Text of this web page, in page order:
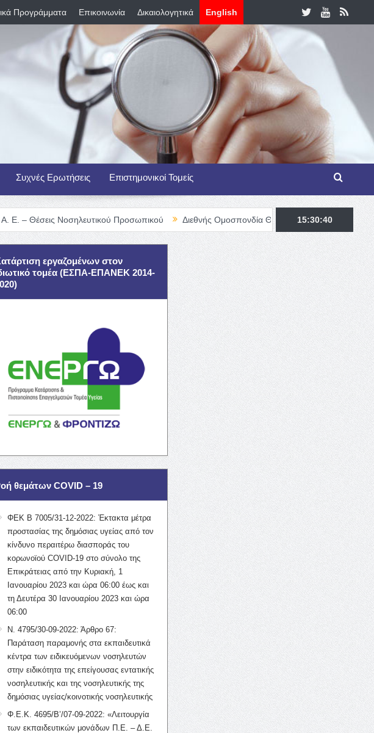
Προγράμματα Επικοινωνία Δικαιολογητικά English
Συχνές Ερωτήσεις Επιστημονικοί Τομείς
Νοσηλευτικού Προσωπικού Διεθνής Ομοσπονδία Θαλασσαιμίας – TIF Fellowship
15:30:41
εργαζομένων στον
τομέα (ΕΣΠΑ-ΕΠΑΝΕΚ 2014-
θεμάτων COVID – 19
ΦΕΚ Β 7005/31-12-2022: Έκτακτα μέτρα
προστασίας της δημόσιας υγείας από τον
κίνδυνο περαιτέρω διασποράς του
κορωνοϊού COVID-19 στο σύνολο της
Επικράτειας από την Κυριακή, 1
Ιανουαρίου 2023 και ώρα 06:00 έως και
τη Δευτέρα 30 Ιανουαρίου 2023 και ώρα
06:00
Ν. 4795/30-09-2022: Άρθρο 67:
Παράταση παραμονής στα εκπαιδευτικά
κέντρα των ειδικευόμενων νοσηλευτών
στην ειδικότητα της επείγουσας εντατικής
νοσηλευτικής και της νοσηλευτικής της
δημόσιας υγείας/κοινοτικής νοσηλευτικής
Φ.Ε.Κ. 4695/Β’/07-09-2022: «Λειτουργία
των εκπαιδευτικών μονάδων Π.Ε. – Δ.Ε.